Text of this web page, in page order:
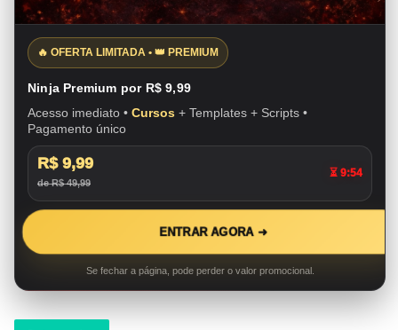
🔥 OFERTA LIMITADA • 👑 PREMIUM
Ninja Premium por R$ 9,99
Acesso imediato • Cursos + Templates + Scripts •
Pagamento único
R$ 9,99
de R$ 49,99
⏳ 9:53
ENTRAR AGORA ➜
Se fechar a página, pode perder o valor promocional.